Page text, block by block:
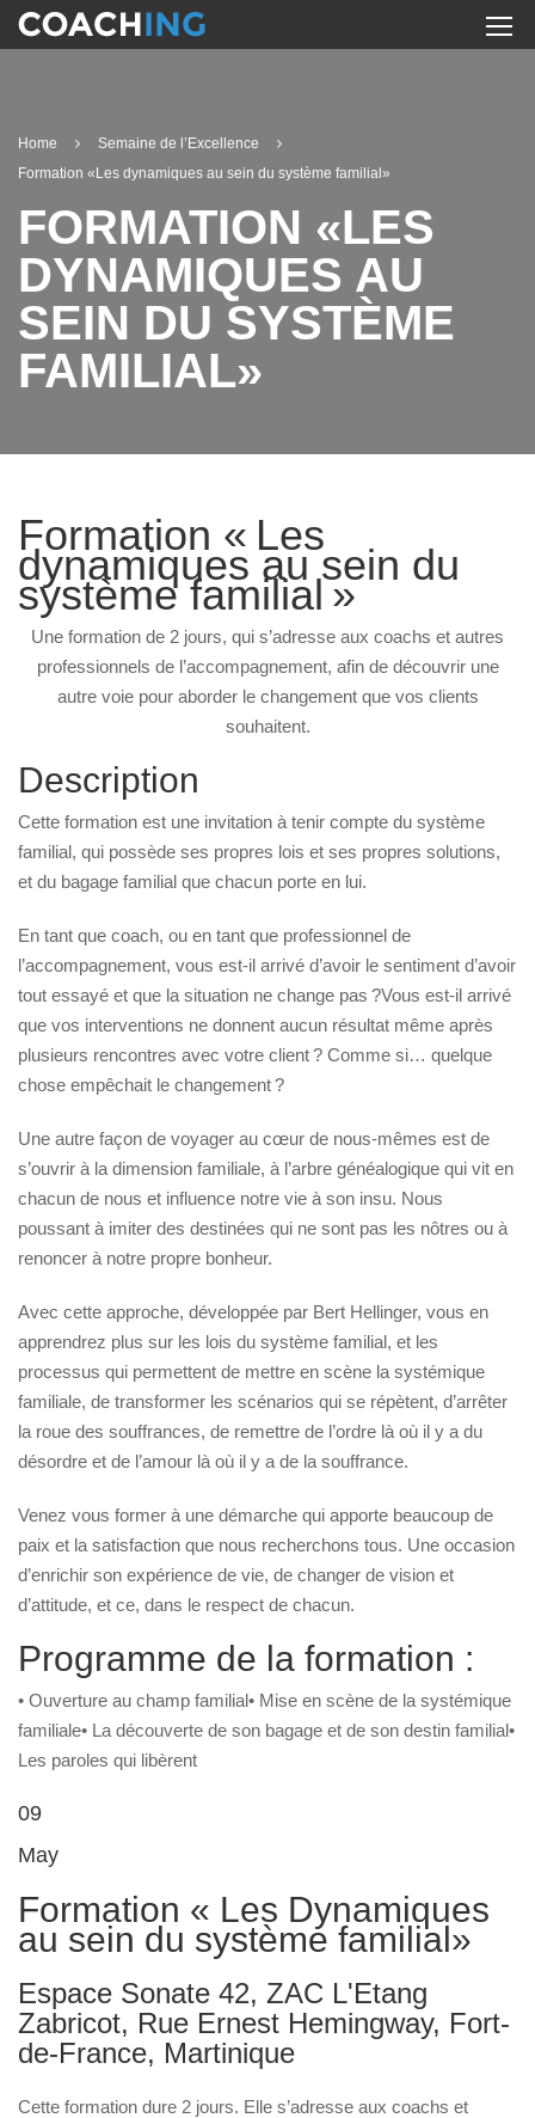
Home
Semaine de l’Excellence
Formation «Les dynamiques au sein du système familial»
FORMATION «LES
DYNAMIQUES AU
SEIN DU SYSTÈME
FAMILIAL»
Formation « Les
dynamiques au sein du
système familial »
Une formation de 2 jours, qui s’adresse aux coachs et autres
professionnels de l’accompagnement, afin de découvrir une
autre voie pour aborder le changement que vos clients
souhaitent.
Description
Cette formation est une invitation à tenir compte du système
familial, qui possède ses propres lois et ses propres solutions,
et du bagage familial que chacun porte en lui.
En tant que coach, ou en tant que professionnel de
l’accompagnement, vous est-il arrivé d’avoir le sentiment d’avoir
tout essayé et que la situation ne change pas ?Vous est-il arrivé
que vos interventions ne donnent aucun résultat même après
plusieurs rencontres avec votre client ? Comme si… quelque
chose empêchait le changement ?
Une autre façon de voyager au cœur de nous-mêmes est de
s’ouvrir à la dimension familiale, à l’arbre généalogique qui vit en
chacun de nous et influence notre vie à son insu. Nous
poussant à imiter des destinées qui ne sont pas les nôtres ou à
renoncer à notre propre bonheur.
Avec cette approche, développée par Bert Hellinger, vous en
apprendrez plus sur les lois du système familial, et les
processus qui permettent de mettre en scène la systémique
familiale, de transformer les scénarios qui se répètent, d’arrêter
la roue des souffrances, de remettre de l’ordre là où il y a du
désordre et de l’amour là où il y a de la souffrance.
Venez vous former à une démarche qui apporte beaucoup de
paix et la satisfaction que nous recherchons tous. Une occasion
d’enrichir son expérience de vie, de changer de vision et
d’attitude, et ce, dans le respect de chacun.
Programme de la formation :
• Ouverture au champ familial• Mise en scène de la systémique
familiale• La découverte de son bagage et de son destin familial•
Les paroles qui libèrent
09
May
Formation « Les Dynamiques
au sein du système familial»
Espace Sonate 42, ZAC L'Etang
Zabricot, Rue Ernest Hemingway, Fort-
de-France, Martinique
Cette formation dure 2 jours. Elle s’adresse aux coachs et